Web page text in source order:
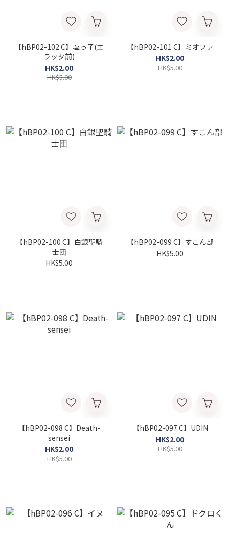
【hBP02-102 C】塩っ子(エ
ラッタ前)
HK$2.00
HK$5.00
【hBP02-101 C】ミオファ
HK$2.00
HK$5.00
【hBP02-100 C】白銀聖騎
士団
HK$5.00
【hBP02-099 C】すこん部
HK$5.00
【hBP02-098 C】Death-
sensei
HK$2.00
HK$5.00
【hBP02-097 C】UDIN
HK$2.00
HK$5.00